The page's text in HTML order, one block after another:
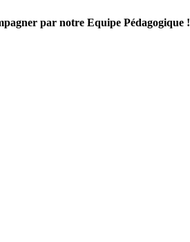
par notre Equipe Pédagogique !